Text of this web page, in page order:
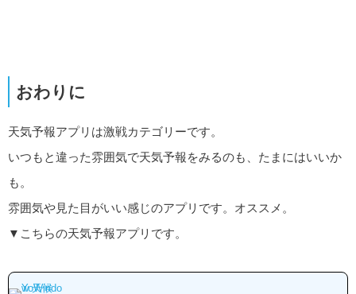
おわりに
天気予報アプリは激戦カテゴリーです。
いつもと違った雰囲気で天気予報をみるのも、たまにはいいか
も。
雰囲気や見た目がいい感じのアプリです。オススメ。
▼こちらの天気予報アプリです。